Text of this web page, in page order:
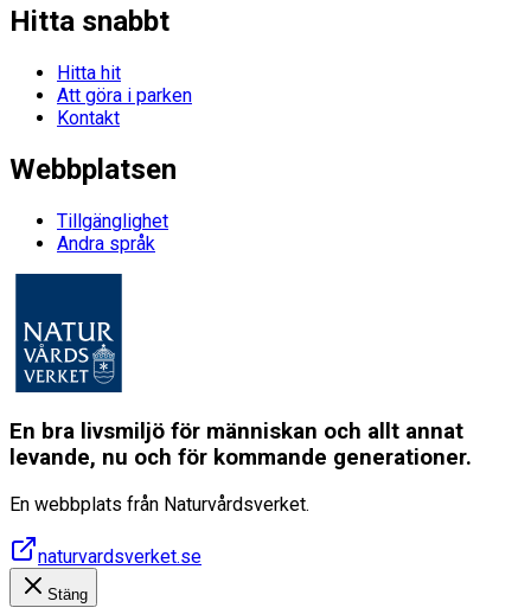
Hitta snabbt
Hitta hit
Att göra i parken
Kontakt
Webbplatsen
Tillgänglighet
Andra språk
En bra livsmiljö för människan och allt annat
levande, nu och för kommande generationer.
En webbplats från Naturvårdsverket.
naturvardsverket.se
Stäng